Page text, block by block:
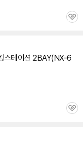
관
스테이션 2BAY(NX-6
관